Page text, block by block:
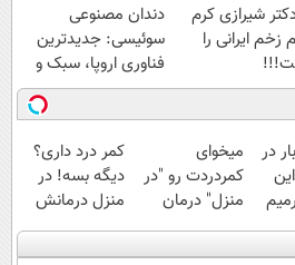
شیرازی کرم
زخم ایرانی را
دندان مصنوعی
سوئیسی: جدیدترین
فناوری اروپا، سبک و
مقاوم | پرداخت
قسطی
در
ایران🇮🇷 این
23 روزه
میخوای
کمردردت رو "در
منزل" درمان
کنی؟ (◂فیلم +
◂پرسش‌نامه)
کمر درد داری؟
دیگه بسه! در
منزل درمانش
کن
(◀پرسش‌نامه)